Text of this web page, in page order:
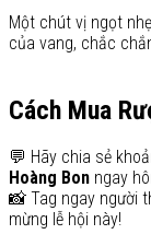
Một chút vị ngọt
của vang, chắc
Cách Mua
💬 Hãy chia sẻ
Hoàng Bon ngay
📸 Tag ngay người
mừng lễ hội này!